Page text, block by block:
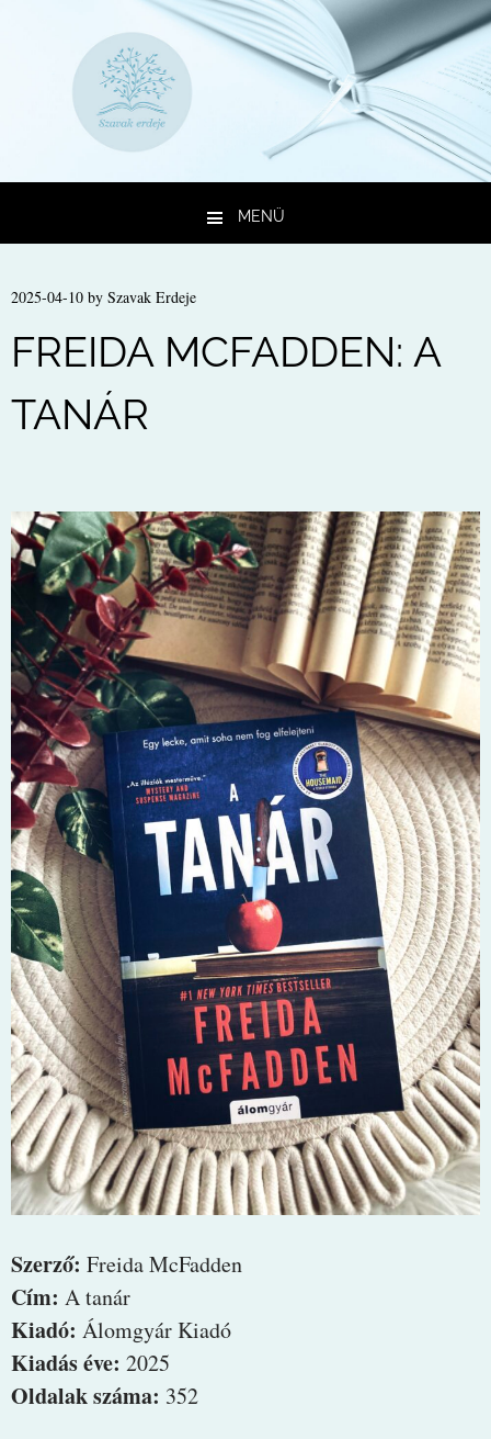
MENÜ
2025-04-10 by Szavak Erdeje
FREIDA MCFADDEN: A
TANÁR
Szerző: Freida McFadden
Cím: A tanár
Kiadó: Álomgyár Kiadó
Kiadás éve: 2025
Oldalak száma: 352